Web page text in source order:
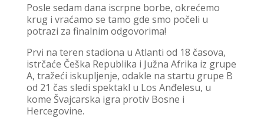
Posle sedam dana iscrpne borbe, okrećemo
krug i vraćamo se tamo gde smo počeli u
potrazi za finalnim odgovorima!
Prvi na teren stadiona u Atlanti od 18 časova,
istrčaće Češka Republika i Južna Afrika iz grupe
A, tražeći iskupljenje, odakle na startu grupe B
od 21 čas sledi spektakl u Los Anđelesu, u
kome Švajcarska igra protiv Bosne i
Hercegovine.